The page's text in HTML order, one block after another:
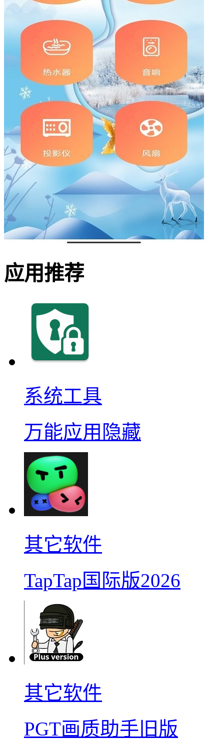
应用推荐
系统工具
万能应用隐藏
其它软件
TapTap国际版2026
其它软件
PGT画质助手旧版